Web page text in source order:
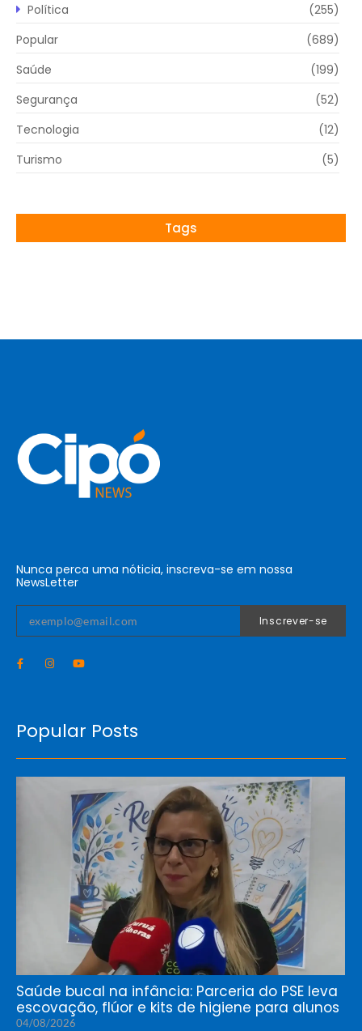
Política
(255)
Popular
(689)
Saúde
(199)
Segurança
(52)
Tecnologia
(12)
Turismo
(5)
Tags
Nunca perca uma nóticia, inscreva-se em nossa
NewsLetter
Inscrever-se
Popular Posts
Saúde bucal na infância: Parceria do PSE leva
escovação, flúor e kits de higiene para alunos
04/08/2026